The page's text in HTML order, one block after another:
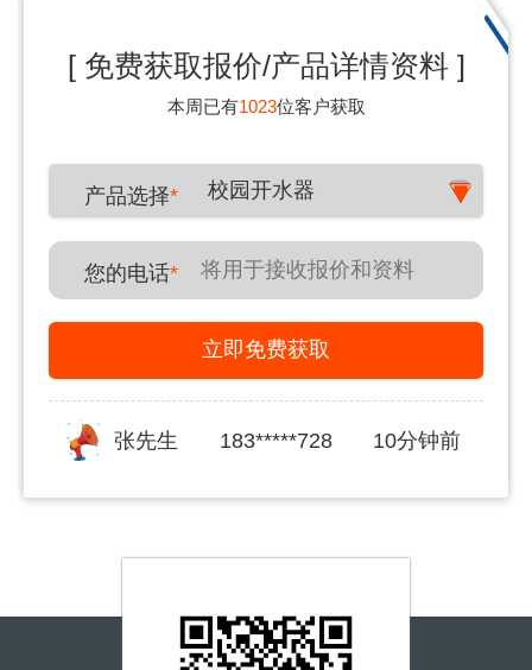
[ 免费获取报价/产品详情资料 ]
本周已有1023位客户获取
产品选择* 校园开水器
您的电话*
立即免费获取
郑先生
20分钟前
李女士
150*****591
30分钟前
155*****217